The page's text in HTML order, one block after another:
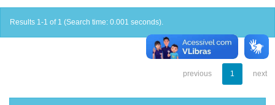
Results 1-1 of 1 (Search time: 0.001 seconds).
previous 1 next